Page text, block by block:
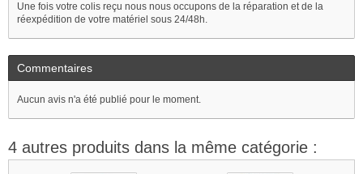
Une fois votre colis reçu nous nous occupons de la réparation et de la
réexpédition de votre matériel sous 24/48h.
Commentaires
Aucun avis n'a été publié pour le moment.
4 autres produits dans la même catégorie :